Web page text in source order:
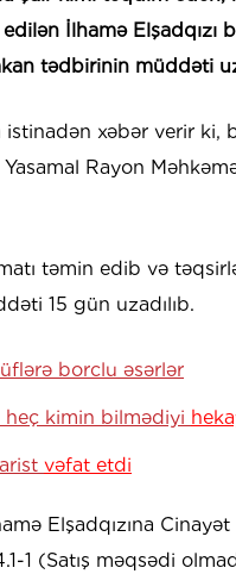
İlhamə Elşadqızı
tədbirinin müddəti
istinadən xəbər verir ki,
Rayon
təmin edib və
15 gün uzadılıb.
borclu əsərlər
kimin bilmədiyi
vəfat etdi
Elşadqızına Cinayət
1 (Satış məqsədi